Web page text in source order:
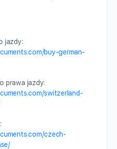
jazdy:
buy-german-
prawa jazdy:
switzerland-
czech-